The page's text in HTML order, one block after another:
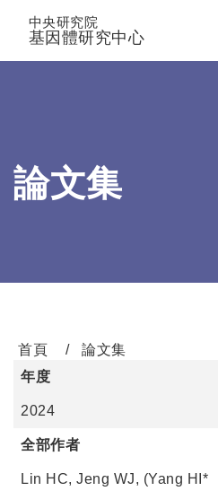
中央研究院
基因體研究中心
論文集
首頁
論文集
年度
2024
全部作者
Lin HC, Jeng WJ, (Yang HI*